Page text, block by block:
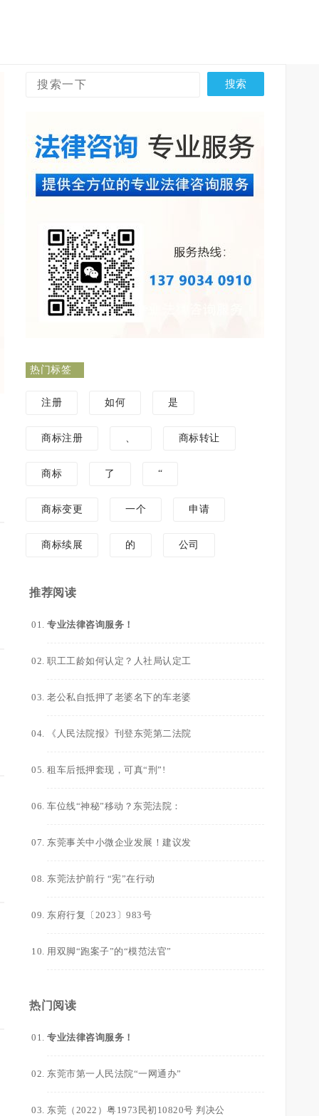
热门标签
注册 如何 是
商标注册 、 商标转让
商标 了 “
商标变更 一个 申请
商标续展 的 公司
推荐阅读
专业法律咨询服务！
职工工龄如何认定？人社局认定工
老公私自抵押了老婆名下的车老婆
《人民法院报》刊登东莞第二法院
租车后抵押套现，可真“刑”!
车位线“神秘”移动？东莞法院：
东莞事关中小微企业发展！建议发
东莞法护前行 “宪”在行动
东府行复〔2023〕983号
用双脚“跑案子”的“模范法官”
热门阅读
专业法律咨询服务！
东莞市第一人民法院“一网通办”
东莞（2022）粤1973民初10820号 判决公